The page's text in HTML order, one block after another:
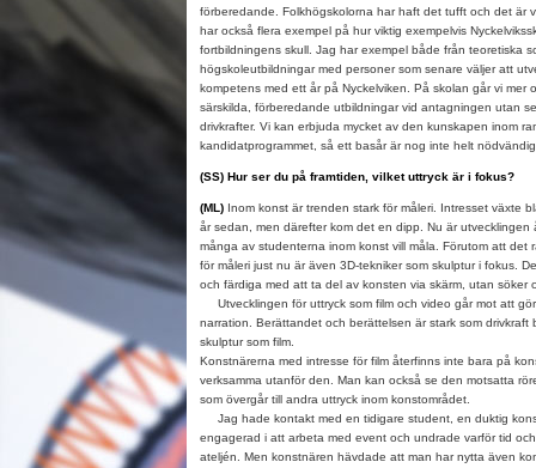
förberedande. Folkhögskolorna har haft det tufft och det är
har också flera exempel på hur viktig exempelvis
fortbildningens skull. Jag har exempel både från teoretiska
högskoleutbildningar med personer som senare väljer att
kompetens med ett år på Nyckelviken. På skolan går vi mer
särskilda, förberedande utbildningar vid antagningen utan
drivkrafter. Vi kan erbjuda mycket av den kunskapen inom
kandidatprogrammet, så ett basår är nog inte helt
(SS) Hur ser du på framtiden, vilket uttryck är i fokus?
(ML) Inom konst är trenden stark för måleri. Intresset växte
år sedan, men därefter kom det en dipp. Nu är utvecklingen
många av studenterna inom konst vill måla. Förutom att det
för måleri just nu är även 3D-tekniker som skulptur i fokus.
och färdiga med att ta del av konsten via skärm, utan söker
Utvecklingen för uttryck som film och video går mot att
narration. Berättandet och berättelsen är stark som drivkraft
skulptur som film.
Konstnärerna med intresse för film återfinns inte bara på
verksamma utanför den. Man kan också se den motsatta
som övergår till andra uttryck inom konstområdet.
Jag hade kontakt med en tidigare student, en duktig
engagerad i att arbeta med event och undrade varför tid
ateljén. Men konstnären hävdade att man har nytta även